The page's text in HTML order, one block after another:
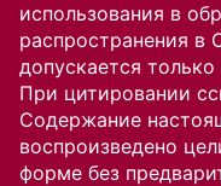
использования в
распространения в
допускается
При цитировании
Содержание
воспроизведено
форме без